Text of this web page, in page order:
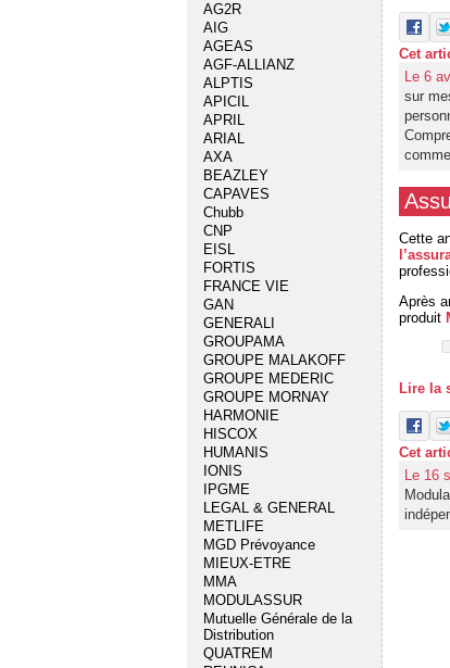
AG2R
AIG
AGEAS
AGF-ALLIANZ
ALPTIS
APICIL
APRIL
ARIAL
AXA
BEAZLEY
CAPAVES
Chubb
CNP
EISL
FORTIS
FRANCE VIE
GAN
GENERALI
GROUPAMA
GROUPE MALAKOFF
GROUPE MEDERIC
GROUPE MORNAY
HARMONIE
HISCOX
HUMANIS
IONIS
IPGME
LEGAL & GENERAL
METLIFE
MGD Prévoyance
MIEUX-ETRE
MMA
MODULASSUR
Mutuelle Générale de la
Distribution
QUATREM
Cet
Le 6
sur
Cette
Après
produit
Lire la
Cet
Le 16